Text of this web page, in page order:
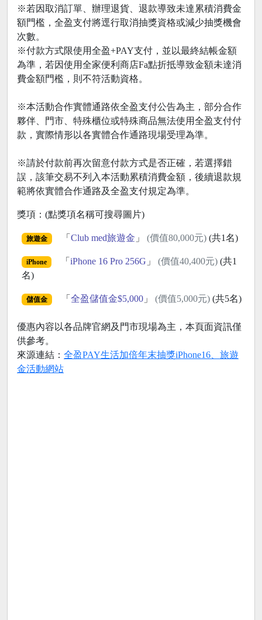
※若因取消訂單、辦理退貨、退款導致未達累積消費金
額門檻，全盈支付將逕行取消抽獎資格或減少抽獎機會
次數。
※付款方式限使用全盈+PAY支付，並以最終結帳金額
為準，若因使用全家便利商店Fa點折抵導致金額未達消
費金額門檻，則不符活動資格。
※本活動合作實體通路依全盈支付公告為主，部分合作
夥伴、門市、特殊櫃位或特殊商品無法使用全盈支付付
款，實際情形以各實體合作通路現場受理為準。
※請於付款前再次留意付款方式是否正確，若選擇錯
誤，該筆交易不列入本活動累積消費金額，後續退款規
範將依實體合作通路及全盈支付規定為準。
獎項：(點獎項名稱可搜尋圖片)
旅遊金 「 Club med旅遊金 」 (價值80,000元)(共1名)
iPhone 「 iPhone 16 Pro 256G 」 (價值40,400元)(共1
名)
儲值金 「 全盈儲值金$5,000」 (價值5,000元)(共5名)
優惠內容以各品牌官網及門市現場為主，本頁面資訊僅
供參考。
來源連結： 全盈PAY生活加倍年末抽獎iPhone16、旅遊
金活動網站